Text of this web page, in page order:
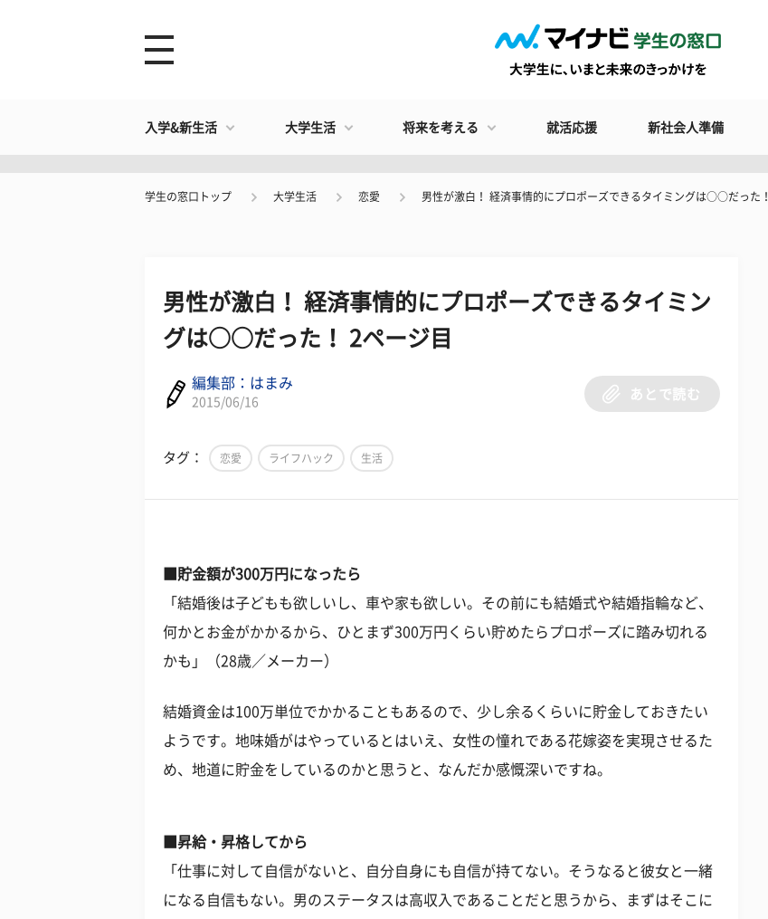
入学&新生活 大学生活 将来を考える 就活応援 新社会人準備
学生の窓口トップ 大学生活 恋愛 男性が激白！ 経済事情的にプロポーズできるタイミングは○○だった！
男性が激白！ 経済事情的にプロポーズできるタイミン
グは○○だった！ 2ページ目
編集部：はまみ
2015/06/16
あとで読む
タグ： 恋愛 ライフハック 生活
■貯金額が300万円になったら
「結婚後は子どもも欲しいし、車や家も欲しい。その前にも結婚式や結婚指輪など、
何かとお金がかかるから、ひとまず300万円くらい貯めたらプロポーズに踏み切れる
かも」（28歳／メーカー）
結婚資金は100万単位でかかることもあるので、少し余るくらいに貯金しておきたい
ようです。地味婚がはやっているとはいえ、女性の憧れである花嫁姿を実現させるた
め、地道に貯金をしているのかと思うと、なんだか感慨深いですね。
■昇給・昇格してから
「仕事に対して自信がないと、自分自身にも自信が持てない。そうなると彼女と一緒
になる自信もない。男のステータスは高収入であることだと思うから、まずはそこに